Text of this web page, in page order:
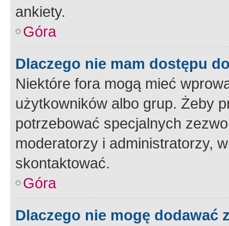
ankiety.
Góra
Dlaczego nie mam dostępu
Niektóre fora mogą mieć
użytkowników albo grup. Żeby
potrzebować specjalnych
moderatorzy i administratorzy,
skontaktować.
Góra
Dlaczego nie mogę dodawać